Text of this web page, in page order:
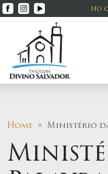
No
Home » Ministério